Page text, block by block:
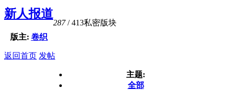
新人报道
版主: 卷织
287/ 413私密版块
返回首页 发帖
主题:
全部